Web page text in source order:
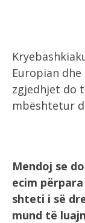
Europian
zgjedhjet do
mbështetur
Mendoj se
ecim
shteti i së
mund të